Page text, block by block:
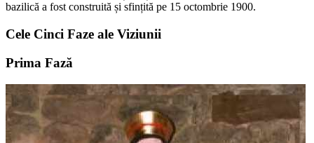
bazilică a fost construită și sfințită pe 15 octombrie 1900.
Cele Cinci Faze ale Viziunii
Prima Fază